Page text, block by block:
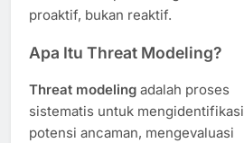
proaktif, bukan reaktif.
Apa Itu Threat Modeling?
Threat modeling adalah proses
sistematis untuk mengidentifikasi
potensi ancaman, mengevaluasi